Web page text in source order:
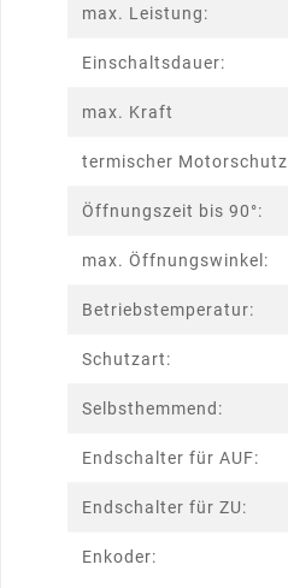
max. Leistung:
Einschaltsdauer:
max. Kraft
termischer Motorschutz
Öffnungszeit bis 90°:
max. Öffnungswinkel:
Betriebstemperatur:
Schutzart:
Selbsthemmend:
Endschalter für AUF:
Endschalter für ZU:
Enkoder: